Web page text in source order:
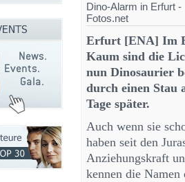
Dino-Alarm in Erfurt
Fotos.net
Erfurt [ENA] Im
Kaum sind die
nun Dinosaurier
durch einen Stau
Tage später.
Auch wenn sie
haben seit den
Anziehungskraft
kennen die